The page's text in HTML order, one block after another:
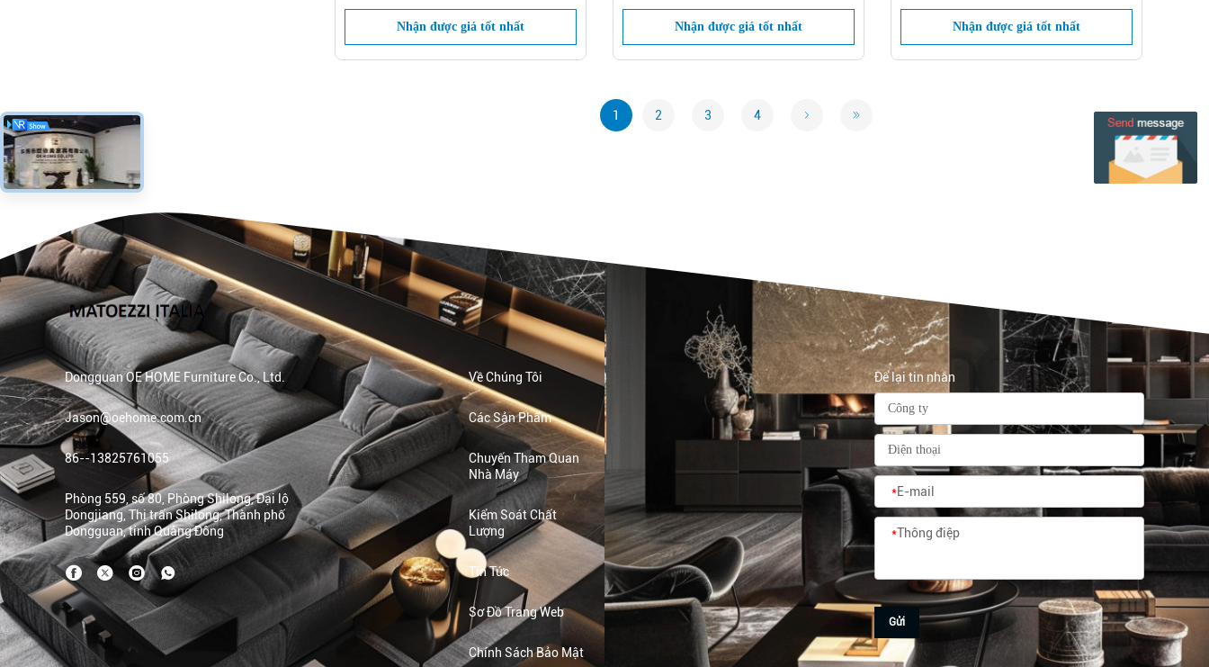
Nhận được giá tốt nhất Nhận được giá tốt nhất Nhận được giá tốt nhất
1 2 3 4
Dongguan OE HOME Furniture Co., Ltd.
Jason@oehome.com.cn
86--13825761055
Phòng 559, số 80, Phòng Shilong, Đại lộ
Dongjiang, Thị trấn Shilong, Thành phố
Dongguan, tỉnh Quảng Đông
Về Chúng Tôi
Các Sản Phẩm
Chuyến Tham Quan
Nhà Máy
Kiểm Soát Chất
Lượng
Tin Tức
Sơ Đồ Trang Web
Chính Sách Bảo Mật
Để lại tin nhắn
*E-mail
*Thông điệp
Gửi